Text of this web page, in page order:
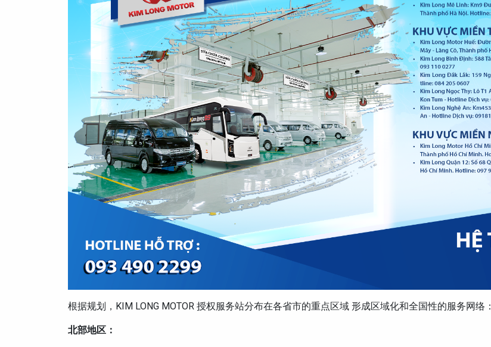
根据规划，KIM LONG MOTOR 授权服务站分布在各省市的重点区域 形成区域化和全国性的服务网络：
北部地区：